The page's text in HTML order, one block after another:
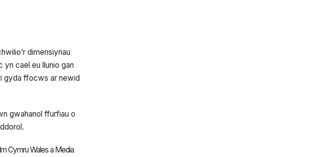
dimensiynau
cael eu llunio gan
gyda ffocws ar newid
gwahanol ffurfiau o
Cymru Wales a Media